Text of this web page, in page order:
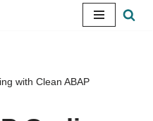
with Clean ABAP